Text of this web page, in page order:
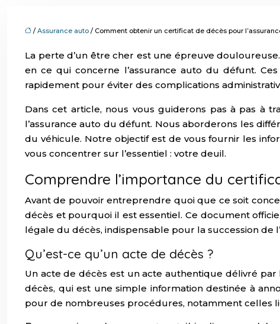
/ Assurance auto / Comment obtenir un certificat de décès pour
La perte d’un être cher est une épreuve
en ce qui concerne l’assurance auto du défunt.
rapidement pour éviter des complications
Dans cet article, nous vous guiderons pas à pas à
l’assurance auto du défunt. Nous aborderons les
du véhicule. Notre objectif est de vous fournir les
vous concentrer sur l’essentiel : votre deuil.
Comprendre l’importance du
Avant de pouvoir entreprendre quoi que ce soit
décès et pourquoi il est essentiel. Ce document
légale du décès, indispensable pour la succession de
Qu’est-ce qu’un acte de décès ?
Un acte de décès est un acte authentique délivré
décès, qui est une simple information destinée à
pour de nombreuses procédures, notamment celles